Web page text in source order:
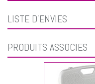
LISTE D'ENVIES
PRODUITS ASSOCIÉS